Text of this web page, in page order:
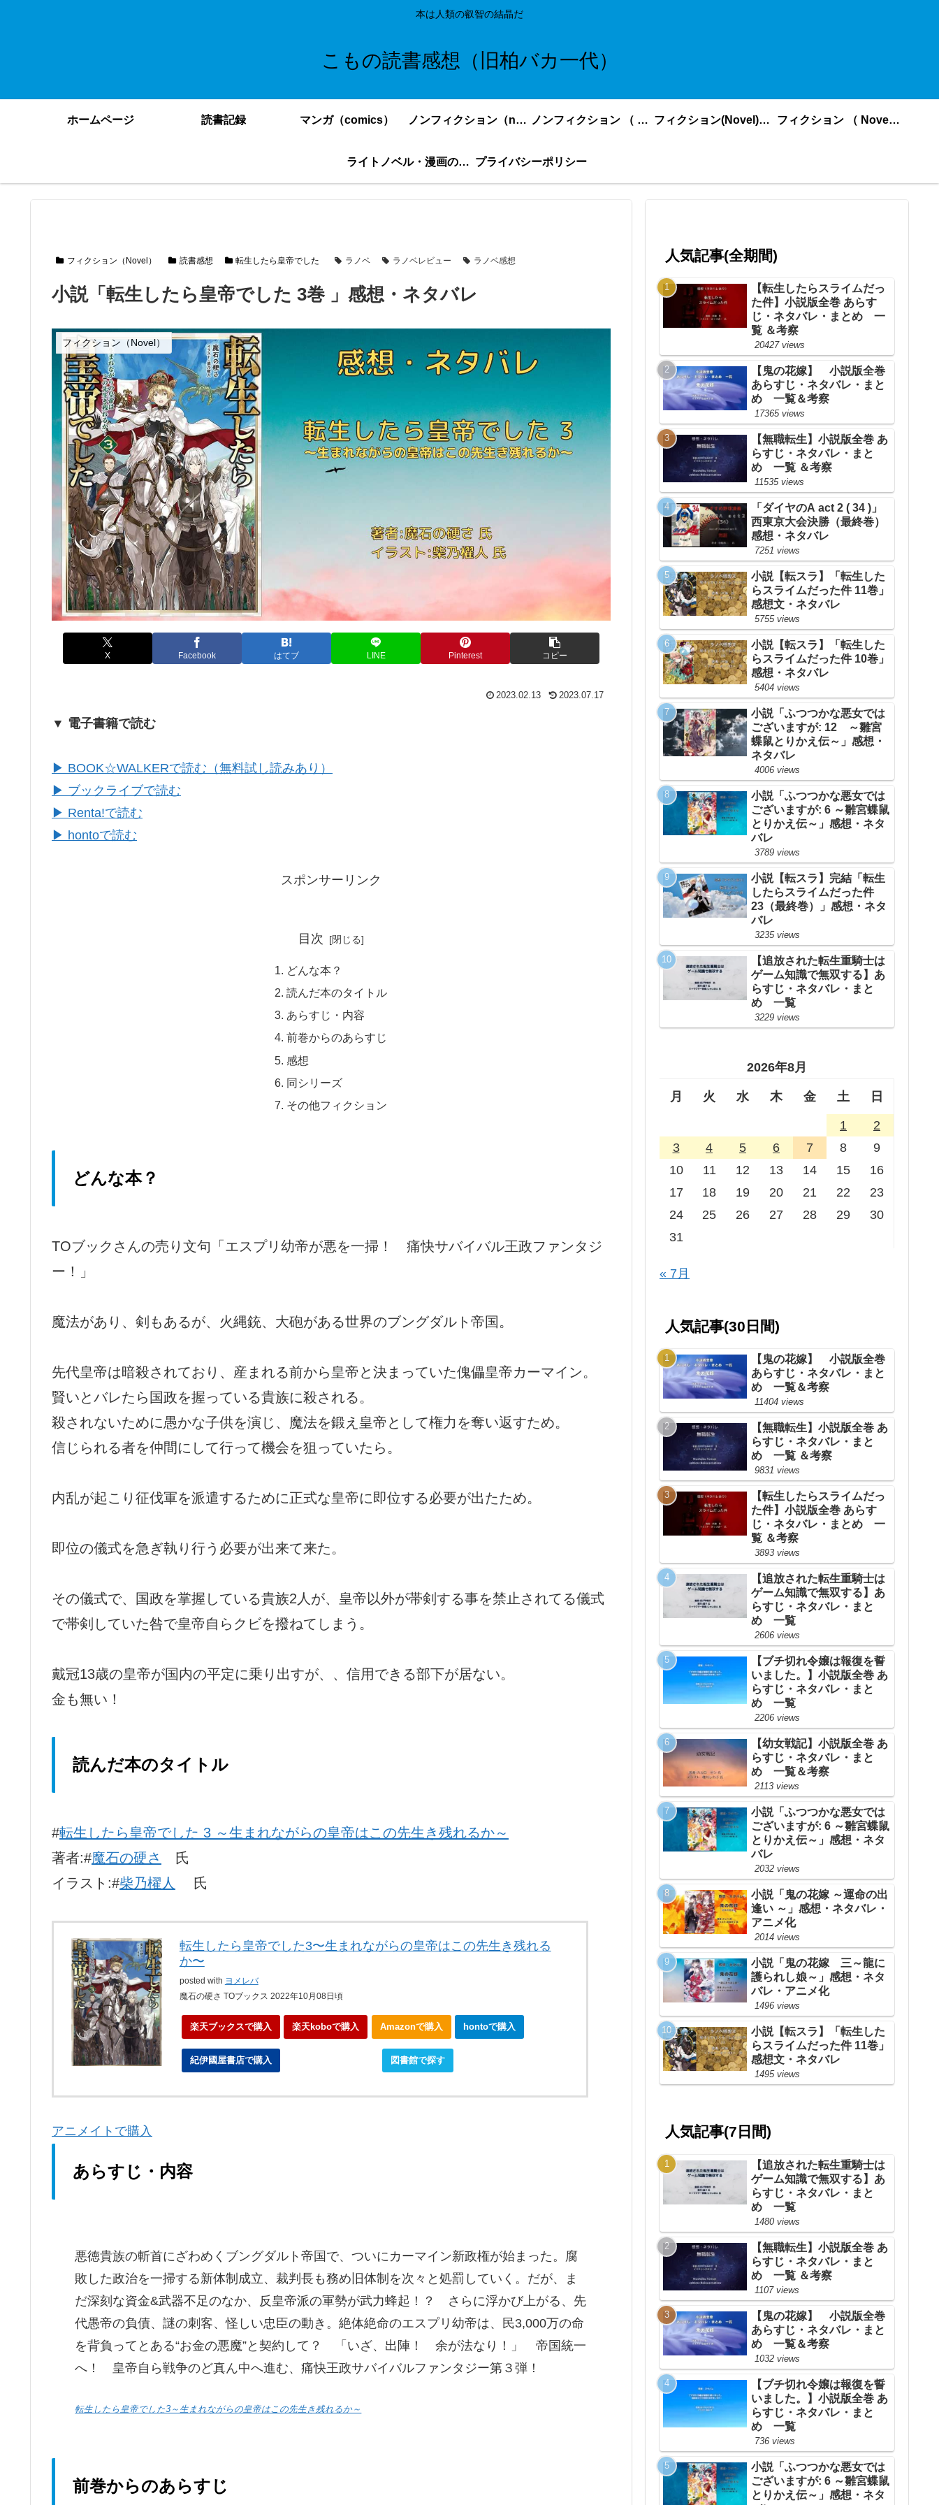
本は人類の叡智の結晶だ
こもの読書感想（旧柏バカ一代）
ホームページ 読書記録 マンガ（comics） ノンフィクション（nonfiction）更新順 ノンフィクション （ nonfiction ） あいうえお順 フィクション(Novel)更新順 フィクション （ Novel ） あいうえお順
ライトノベル・漫画の感想・ネタバレまとめ｜こもの読書感想 プライバシーポリシー
フィクション（Novel） 読書感想 転生したら皇帝でした ラノベ ラノベレビュー ラノベ感想
小説「転生したら皇帝でした 3巻 」感想・ネタバレ
フィクション（Novel）
X Facebook はてブ LINE Pinterest コピー
2023.02.13 2023.07.17
▼ 電子書籍で読む
▶ BOOK☆WALKERで読む（無料試し読みあり）
▶ ブックライブで読む
▶ Renta!で読む
▶ hontoで読む
スポンサーリンク
目次
どんな本？
読んだ本のタイトル
あらすじ・内容
前巻からのあらすじ
感想
同シリーズ
その他フィクション
どんな本？
TOブックさんの売り文句「エスプリ幼帝が悪を一掃！ 痛快サバイバル王政ファンタジ
ー！」
魔法があり、剣もあるが、火縄銃、大砲がある世界のブングダルト帝国。
先代皇帝は暗殺されており、産まれる前から皇帝と決まっていた傀儡皇帝カーマイン。
賢いとバレたら国政を握っている貴族に殺される。
殺されないために愚かな子供を演じ、魔法を鍛え皇帝として権力を奪い返すため。
信じられる者を仲間にして行って機会を狙っていたら。
内乱が起こり征伐軍を派遣するために正式な皇帝に即位する必要が出たため。
即位の儀式を急ぎ執り行う必要が出来て来た。
その儀式で、国政を掌握している貴族2人が、皇帝以外が帯剣する事を禁止されてる儀式
で帯剣していた咎で皇帝自らクビを撥ねてしまう。
戴冠13歳の皇帝が国内の平定に乗り出すが、、信用できる部下が居ない。
金も無い！
読んだ本のタイトル
#転生したら皇帝でした 3 ～生まれながらの皇帝はこの先生き残れるか～
著者:#魔石の硬さ
氏
イラスト:#柴乃櫂人 氏
転生したら皇帝でした3〜生まれながらの皇帝はこの先生き残れる
か〜
posted with ヨメレバ
魔石の硬さ TOブックス 2022年10月08日頃
楽天ブックスで購入 楽天koboで購入 Amazonで購入 hontoで購入
紀伊國屋書店で購入 図書館で探す
アニメイトで購入
あらすじ・内容
悪徳貴族の斬首にざわめくブングダルト帝国で、ついにカーマイン新政権が始まった。腐
敗した政治を一掃する新体制成立、裁判長も務め旧体制を次々と処罰していく。だが、ま
だ深刻な資金&武器不足のなか、反皇帝派の軍勢が武力蜂起！？ さらに浮かび上がる、先
代愚帝の負債、謎の刺客、怪しい忠臣の動き。絶体絶命のエスプリ幼帝は、民3,000万の命
を背負ってとある“お金の悪魔”と契約して？ 「いざ、出陣！ 余が法なり！」 帝国統一
へ！ 皇帝自ら戦争のど真ん中へ進む、痛快王政サバイバルファンタジー第３弾！
転生したら皇帝でした3～生まれながらの皇帝はこの先生き残れるか～
前巻からのあらすじ
人気記事(全期間)
【転生したらスライムだっ
た件】小説版全巻 あらす
じ・ネタバレ・まとめ 一
覧 ＆考察
20427 views
【鬼の花嫁】 小説版全巻
あらすじ・ネタバレ・まと
め 一覧＆考察
17365 views
【無職転生】小説版全巻 あ
らすじ・ネタバレ・まと
め 一覧 ＆考察
11535 views
「ダイヤのA act 2 ( 34 )」
西東京大会決勝（最終巻）
感想・ネタバレ
7251 views
小説【転スラ】「転生した
らスライムだった件 11巻」
感想文・ネタバレ
5755 views
小説【転スラ】「転生した
らスライムだった件 10巻」
感想・ネタバレ
5404 views
小説「ふつつかな悪女では
ございますが: 12 ～雛宮
蝶鼠とりかえ伝～」感想・
ネタバレ
4006 views
小説「ふつつかな悪女では
ございますが: 6 ～雛宮蝶鼠
とりかえ伝～」感想・ネタ
バレ
3789 views
小説【転スラ】完結「転生
したらスライムだった件
23（最終巻）」感想・ネタ
バレ
3235 views
【追放された転生重騎士は
ゲーム知識で無双する】あ
らすじ・ネタバレ・まと
め 一覧
3229 views
2026年8月
月 火 水 木 金 土 日
1
2
3
4 5 6 7 8
9
10
11 12 13 14 15
16
17
18 19 20 21 22
23
24
25 26 27 28 29
30
31
« 7月
人気記事(30日間)
【鬼の花嫁】 小説版全巻
あらすじ・ネタバレ・まと
め 一覧＆考察
11404 views
【無職転生】小説版全巻 あ
らすじ・ネタバレ・まと
め 一覧 ＆考察
9831 views
【転生したらスライムだっ
た件】小説版全巻 あらす
じ・ネタバレ・まとめ 一
覧 ＆考察
3893 views
【追放された転生重騎士は
ゲーム知識で無双する】あ
らすじ・ネタバレ・まと
め 一覧
2606 views
【ブチ切れ令嬢は報復を誓
いました。】小説版全巻 あ
らすじ・ネタバレ・まと
め 一覧
2206 views
【幼女戦記】小説版全巻 あ
らすじ・ネタバレ・まと
め 一覧＆考察
2113 views
小説「ふつつかな悪女では
ございますが: 6 ～雛宮蝶鼠
とりかえ伝～」感想・ネタ
バレ
2032 views
小説「鬼の花嫁 ～運命の出
逢い ～」感想・ネタバレ・
アニメ化
2014 views
小説「鬼の花嫁 三～龍に
護られし娘～」感想・ネタ
バレ・アニメ化
1496 views
小説【転スラ】「転生した
らスライムだった件 11巻」
感想文・ネタバレ
1495 views
人気記事(7日間)
【追放された転生重騎士は
ゲーム知識で無双する】あ
らすじ・ネタバレ・まと
め 一覧
1480 views
【無職転生】小説版全巻 あ
らすじ・ネタバレ・まと
め 一覧 ＆考察
1107 views
【鬼の花嫁】 小説版全巻
あらすじ・ネタバレ・まと
め 一覧＆考察
1032 views
【ブチ切れ令嬢は報復を誓
いました。】小説版全巻 あ
らすじ・ネタバレ・まと
め 一覧
736 views
小説「ふつつかな悪女では
ございますが: 6 ～雛宮蝶鼠
とりかえ伝～」感想・ネタ